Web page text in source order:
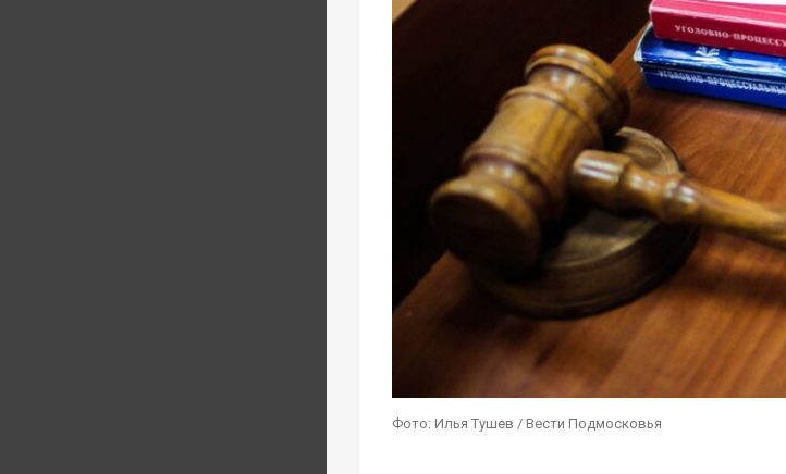
Фото: Илья Тушев / Вести Подмосковья